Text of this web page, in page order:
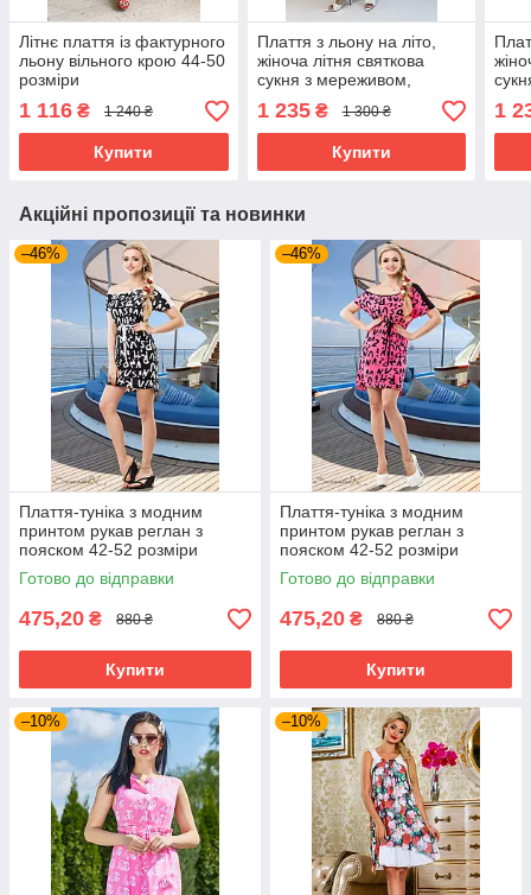
Літнє плаття із фактурного
льону вільного крою 44-50
розміри
1 116 ₴ 1 240 ₴
Купити
Плаття з льону на літо,
жіноча літня святкова
сукня з мереживом,
сарафан на бретельках
молочний 44-50 розміри
1 235₴ 1 300 ₴
Купити
1
Акційні пропозиції та новинки
–46%
Плаття-туніка з модним
принтом рукав реглан з
пояском 42-52 розміри
Готово до відправки
475,20 ₴ 880 ₴
Купити
–46%
Плаття-туніка з модним
принтом рукав реглан з
пояском 42-52 розміри
Готово до відправки
475,20 ₴ 880 ₴
Купити
–10% –10%